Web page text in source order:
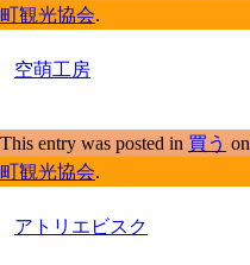
町観光協会.
空萌工房
This entry was posted in 買う on
町観光協会.
アトリエビスク